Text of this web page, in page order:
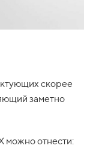
скорее
заметно
можно отнести: